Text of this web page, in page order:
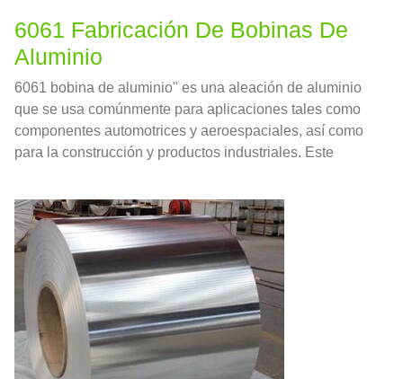
6061 Fabricación De Bobinas De
Aluminio
6061 bobina de aluminio" es una aleación de aluminio
que se usa comúnmente para aplicaciones tales como
componentes automotrices y aeroespaciales, así como
para la construcción y productos industriales. Este
forma de materia prima hasta el producto terminado.